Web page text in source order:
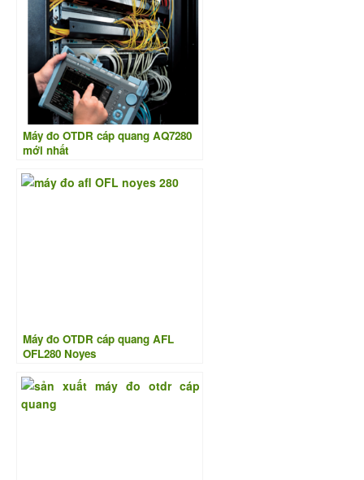
Máy đo OTDR cáp quang AQ7280
mới nhất
Máy đo OTDR cáp quang AFL
OFL280 Noyes